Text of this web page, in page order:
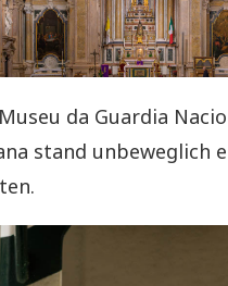
da Guardia
stand unbeweglich